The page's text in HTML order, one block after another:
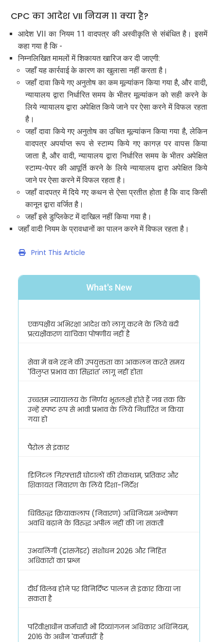
CPC का आदेश VII नियम 11 क्या है?
आदेश VII का नियम 11 वादपत्र की अस्वीकृति से संबंधित है। इसमें
कहा गया है कि -
निम्नलिखित मामलों में शिकायत खारिज कर दी जाएगी:
जहाँ यह कार्रवाई के कारण का खुलासा नहीं करता है।
जहाँ दावा किये गए अनुतोष का कम मूल्यांकन किया गया है, और वादी,
न्यायालय द्वारा निर्धारित समय के भीतर मूल्यांकन को सही करने के
लिये न्यायालय द्वारा अपेक्षित किये जाने पर ऐसा करने में विफल रहता
है।
जहाँ दावा किये गए अनुतोष का उचित मूल्यांकन किया गया है, लेकिन
वादपत्र अपर्याप्त रूप से स्टाम्प किये गए कागज़ पर वापस किया
जाता है, और वादी, न्यायालय द्वारा निर्धारित समय के भीतर अपेक्षित
स्टाम्प-पेपर की आपूर्ति करने के लिये न्यायालय द्वारा अपेक्षित किये
जाने पर ऐसा करने में विफल रहता है।
जहाँ वादपत्र में दिये गए कथन से ऐसा प्रतीत होता है कि वाद किसी
कानून द्वारा वर्जित है।
जहाँ इसे डुप्लिकेट में दाखिल नहीं किया गया है।
जहाँ वादी नियम के प्रावधानों का पालन करने में विफल रहता है।
Print This Article
What's New
एकपक्षीय अभिरक्षा आदेश को लागू करने के लिये बंदी
प्रत्यक्षीकरण याचिका पोषणीय नहीं है
सेवा में बने रहने की उपयुक्तता का आकलन करते समय
'विलुप्त प्रभाव का सिद्धांत' लागू नहीं होता
उच्चतम न्यायालय के निर्णय भूतलक्षी होते हैं जब तक कि
उन्हें स्पष्ट रूप से भावी प्रभाव के लिये निर्धारित न किया
गया हो
पैरोल से इंकार
डिजिटल गिरफ्तारी घोटालों की रोकथाम, प्रतिकर और
शिकायत निवारण के लिये दिशा-निर्देश
धिविरुद्ध क्रियाकलाप (निवारण) अधिनियम अन्वेषण
अवधि बढ़ाने के विरुद्ध अपील नहीं की जा सकती
उभयलिंगी (ट्रांसजेंडर) संशोधन 2026 और निहित
अधिकारों का प्रश्न
दीर्घ विलंब होने पर विनिर्दिष्ट पालन से इंकार किया जा
सकता है
परिवीक्षाधीन कर्मचारी भी दिव्यांगजन अधिकार अधिनियम,
2016 के अधीन 'कर्मचारी' है